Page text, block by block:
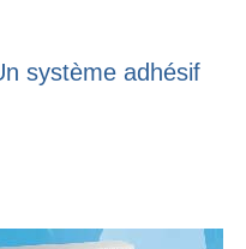
système adhésif